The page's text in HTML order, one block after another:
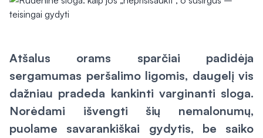
Atšalus orams sparčiai padidėja
sergamumas peršalimo ligomis, daugelį vis
dažniau pradeda kankinti varginanti sloga.
Norėdami išvengti šių nemalonumų,
puolame savarankiškai gydytis, be saiko